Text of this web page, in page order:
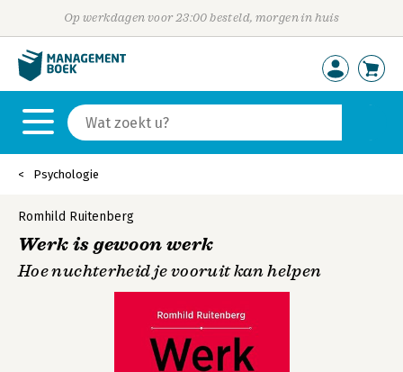
Op werkdagen voor 23:00 besteld, morgen in huis
Psychologie
Romhild Ruitenberg
Werk is gewoon werk
Hoe nuchterheid je vooruit kan helpen